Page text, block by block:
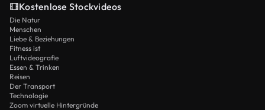
Kostenlose Stockvideos
Die Natur
Menschen
Liebe & Beziehungen
Fitness ist
Luftvideografie
Essen & Trinken
Reisen
Der Transport
Technologie
Zoom virtuelle Hintergründe